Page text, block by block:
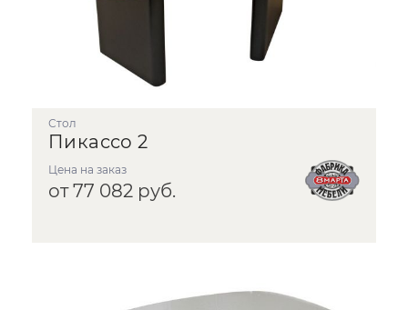
стол
Пикассо 2
Цена на заказ
от 77 082 руб.